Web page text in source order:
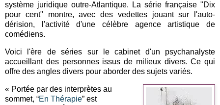
système juridique outre-Atlantique. La série française "Dix
pour cent" montre, avec des vedettes jouant sur l'auto-
dérision, l'activité d'une célèbre agence artistique de
comédiens.
Voici l'ère de séries sur le cabinet d'un psychanalyste
accueillant des personnes issus de milieux divers. Ce qui
offre des angles divers pour aborder des sujets variés.
« Portée par des interprètes au
sommet, “En Thérapie” est